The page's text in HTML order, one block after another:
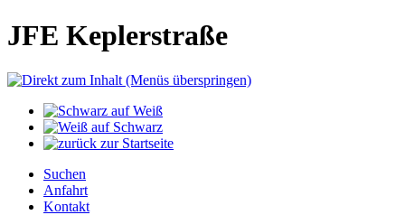
JFE Keplerstraße
Suchen
Anfahrt
Kontakt